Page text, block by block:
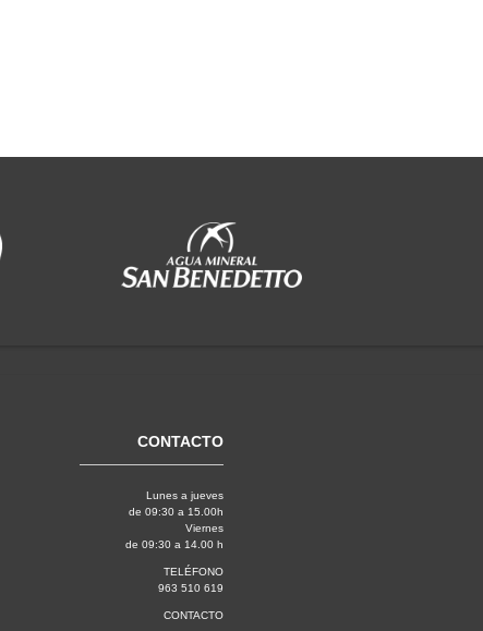
CONTACTO
Lunes a jueves
de 09:30 a 15.00h
Viernes
de 09:30 a 14.00 h
TELÉFONO
963 510 619
CONTACTO